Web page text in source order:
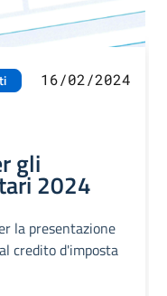
16/02/2024
gli
2024
la presentazione
credito d'imposta